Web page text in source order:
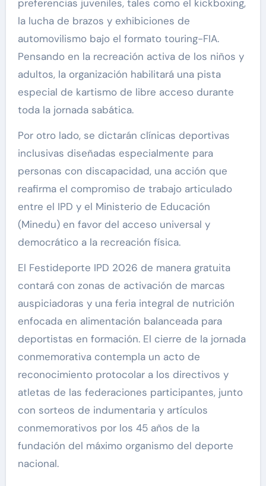
preferencias juveniles, tales como el kickboxing,
la lucha de brazos y exhibiciones de
automovilismo bajo el formato touring-FIA.
Pensando en la recreación activa de los niños y
adultos, la organización habilitará una pista
especial de kartismo de libre acceso durante
toda la jornada sabática.
Por otro lado, se dictarán clínicas deportivas
inclusivas diseñadas especialmente para
personas con discapacidad, una acción que
reafirma el compromiso de trabajo articulado
entre el IPD y el Ministerio de Educación
(Minedu) en favor del acceso universal y
democrático a la recreación física.
El Festideporte IPD 2026 de manera gratuita
contará con zonas de activación de marcas
auspiciadoras y una feria integral de nutrición
enfocada en alimentación balanceada para
deportistas en formación. El cierre de la jornada
conmemorativa contempla un acto de
reconocimiento protocolar a los directivos y
atletas de las federaciones participantes, junto
con sorteos de indumentaria y artículos
conmemorativos por los 45 años de la
fundación del máximo organismo del deporte
nacional.